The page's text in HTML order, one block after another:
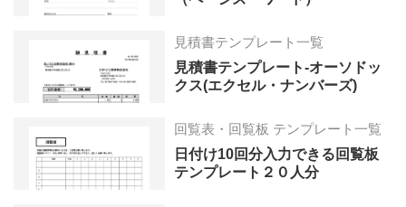
見積書テンプレート一覧
見積書テンプレート-オーソドッ
クス(エクセル・ナンバーズ)
回覧表・回覧板 テンプレート一覧
日付け10回分入力できる回覧板
テンプレート２０人分